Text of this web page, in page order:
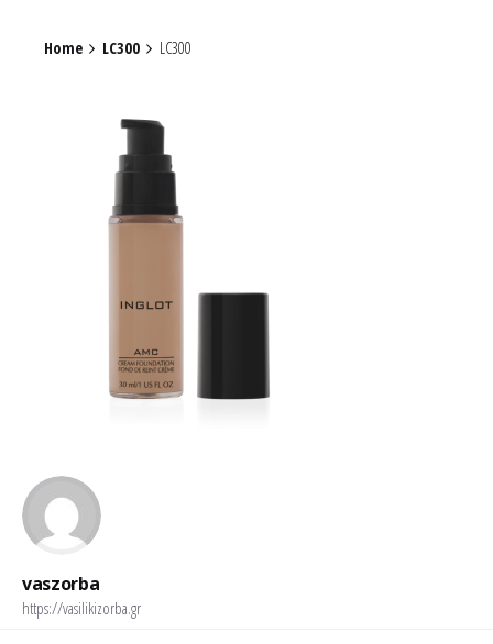
Home LC300 LC300
vaszorba
https://vasilikizorba.gr